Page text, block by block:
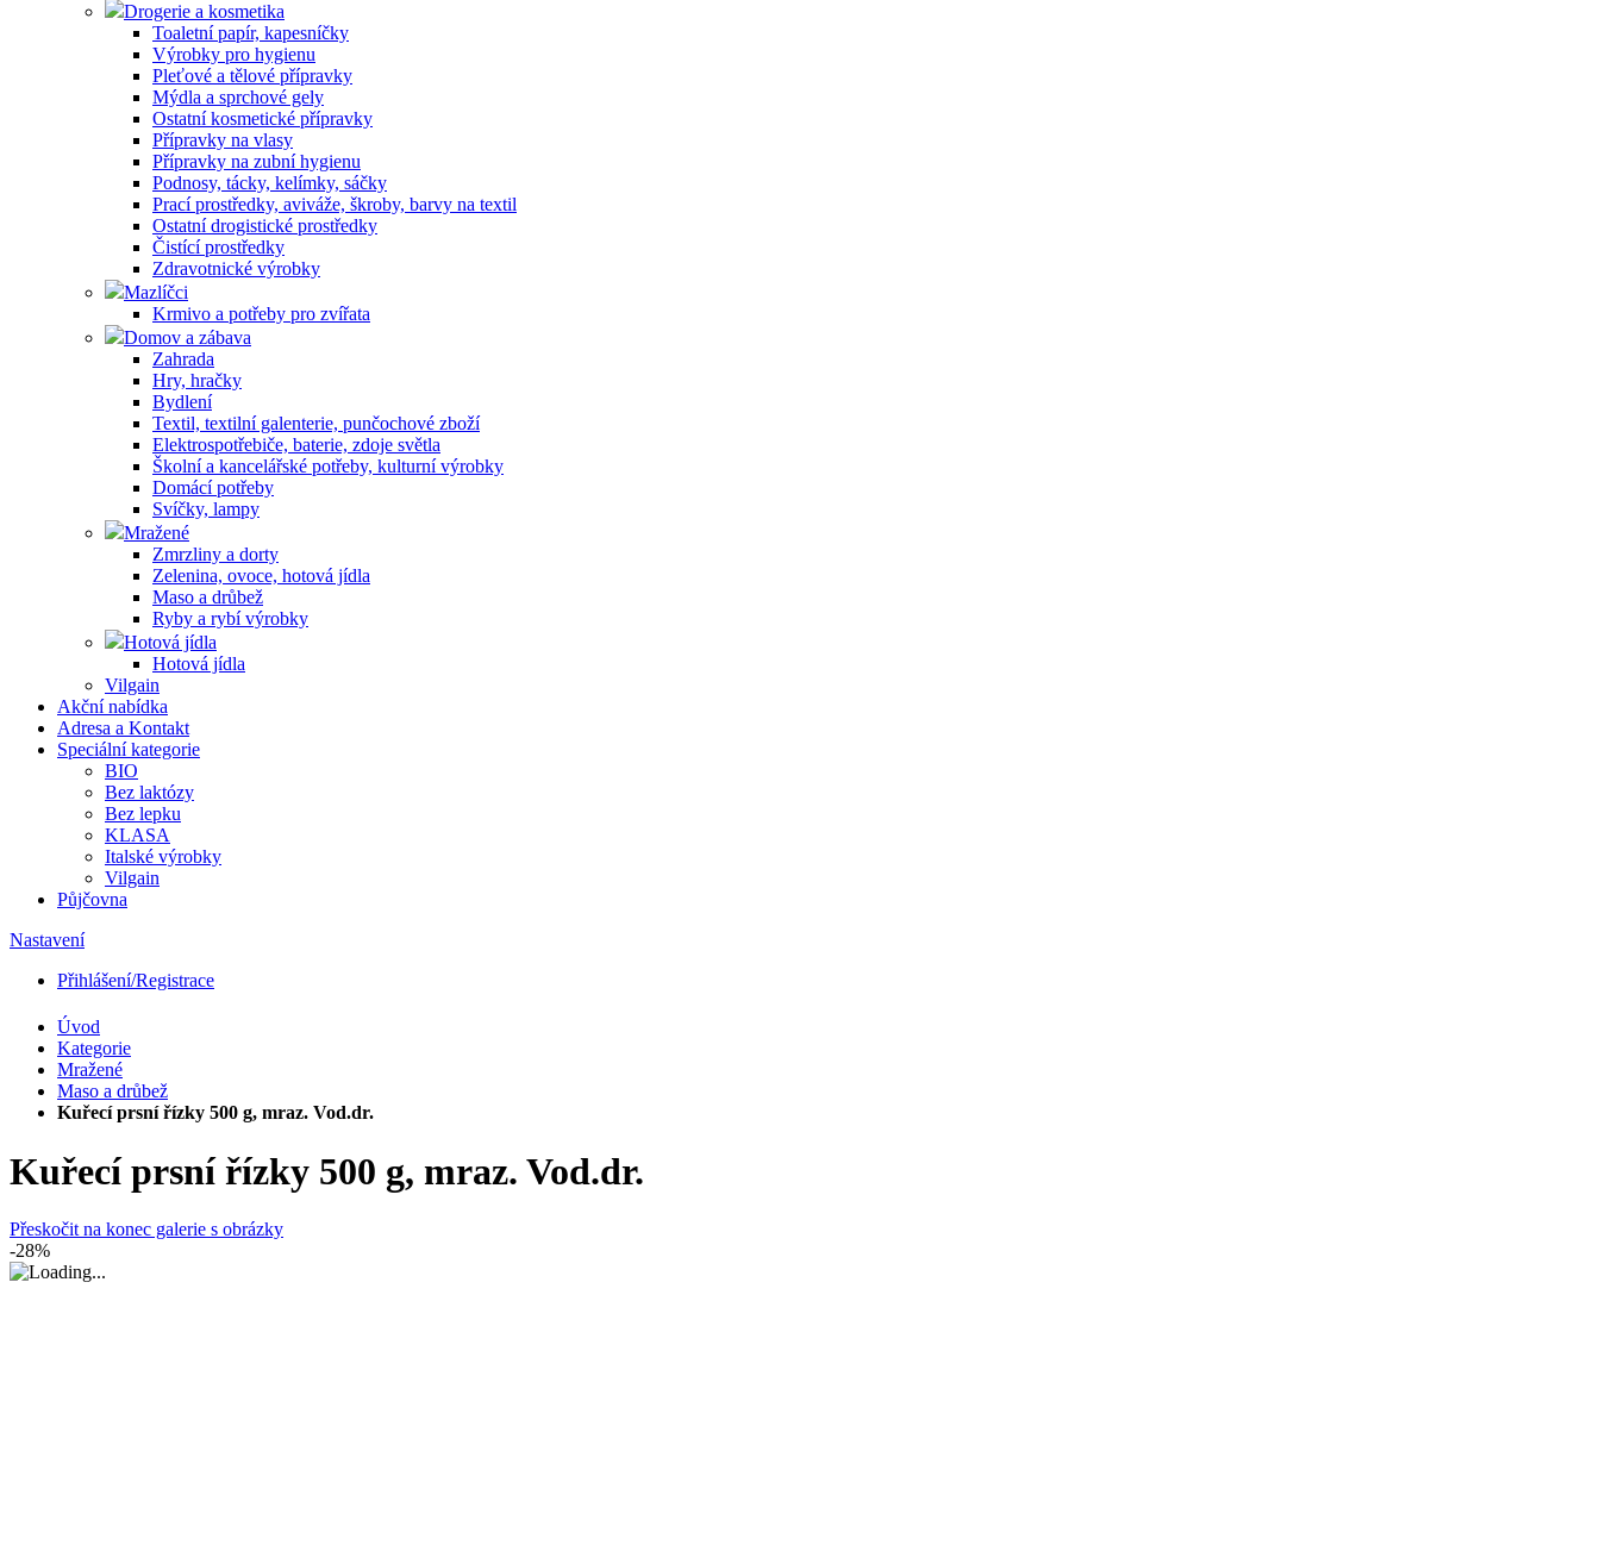
Drogerie a kosmetika
Toaletní papír, kapesníčky
Výrobky pro hygienu
Pleťové a tělové přípravky
Mýdla a sprchové gely
Ostatní kosmetické přípravky
Přípravky na vlasy
Přípravky na zubní hygienu
Podnosy, tácky, kelímky, sáčky
Prací prostředky, aviváže, škroby, barvy na textil
Ostatní drogistické prostředky
Čistící prostředky
Zdravotnické výrobky
Mazlíčci
Krmivo a potřeby pro zvířata
Domov a zábava
Zahrada
Hry, hračky
Bydlení
Textil, textilní galenterie, punčochové zboží
Elektrospotřebiče, baterie, zdoje světla
Školní a kancelářské potřeby, kulturní výrobky
Domácí potřeby
Svíčky, lampy
Mražené
Zmrzliny a dorty
Zelenina, ovoce, hotová jídla
Maso a drůbež
Ryby a rybí výrobky
Hotová jídla
Hotová jídla
Vilgain
Akční nabídka
Adresa a Kontakt
Speciální kategorie
BIO
Bez laktózy
Bez lepku
KLASA
Italské výrobky
Vilgain
Půjčovna
Nastavení
Přihlášení/Registrace
Úvod
Kategorie
Mražené
Maso a drůbež
Kuřecí prsní řízky 500 g, mraz. Vod.dr.
Kuřecí prsní řízky 500 g, mraz. Vod.dr.
Přeskočit na konec galerie s obrázky
-28%